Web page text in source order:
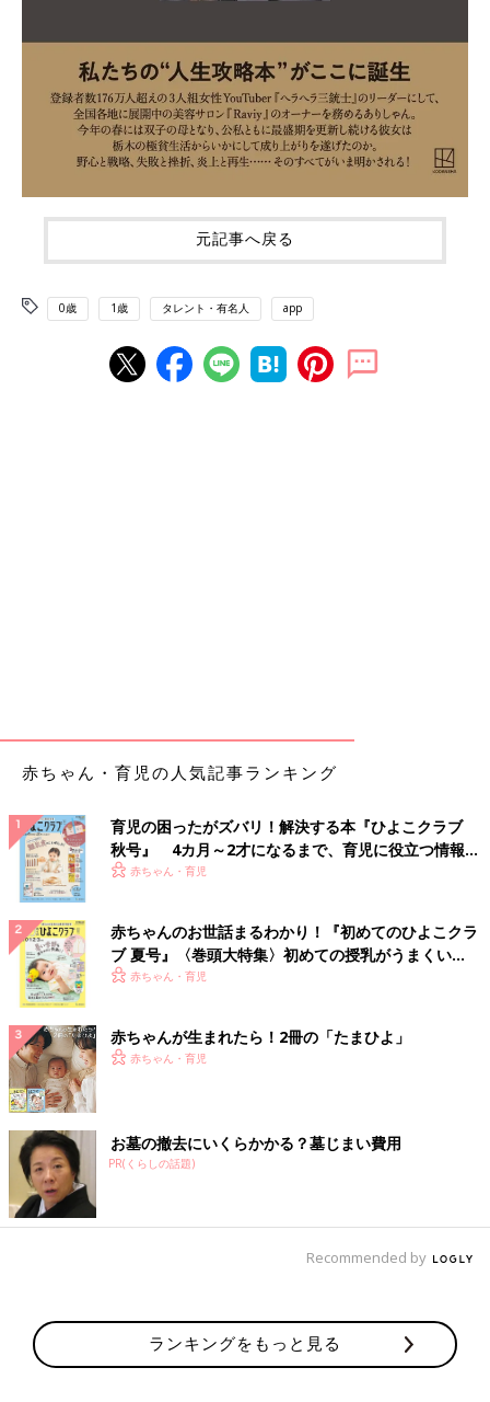
元記事へ戻る
0歳 1歳 タレント・有名人 app
赤ちゃん・育児の人気記事ランキング
育児の困ったがズバリ！解決する本『ひよこクラブ
秋号』 4カ月～2才になるまで、育児に役立つ情報が
いっぱい！
赤ちゃん・育児
赤ちゃんのお世話まるわかり！『初めてのひよこクラ
ブ 夏号』〈巻頭大特集〉初めての授乳がうまくい
く！ おっぱい・ミルクの基本と夏のトラブル 解決テ
赤ちゃん・育児
赤ちゃんが生まれたら！2冊の「たまひよ」
赤ちゃん・育児
お墓の撤去にいくらかかる？墓じまい費用
PR(くらしの話題)
Recommended by
ランキングをもっと見る